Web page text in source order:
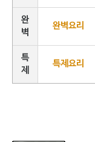
완
벽
완벽요리
특
제
특제요리